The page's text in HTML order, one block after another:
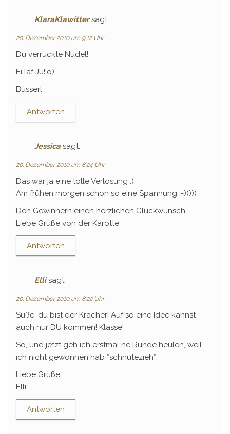
KlaraKlawitter sagt:
20. Dezember 2010 um 9:12 Uhr
Du verrückte Nudel!
Ei laf Ju!;o)
Busserl
Antworten
Jessica sagt:
20. Dezember 2010 um 8:24 Uhr
Das war ja eine tolle Verlosung :)
Am frühen morgen schon so eine Spannung :-)))))
Den Gewinnern einen herzlichen Glückwunsch.
Liebe Grüße von der Karotte
Antworten
Elli sagt:
20. Dezember 2010 um 8:22 Uhr
Süße, du bist der Kracher! Auf so eine Idee kannst
auch nur DU kommen! Klasse!
So, und jetzt geh ich erstmal ne Runde heulen, weil
ich nicht gewonnen hab *schnutezieh*
Liebe Grüße
Elli
Antworten